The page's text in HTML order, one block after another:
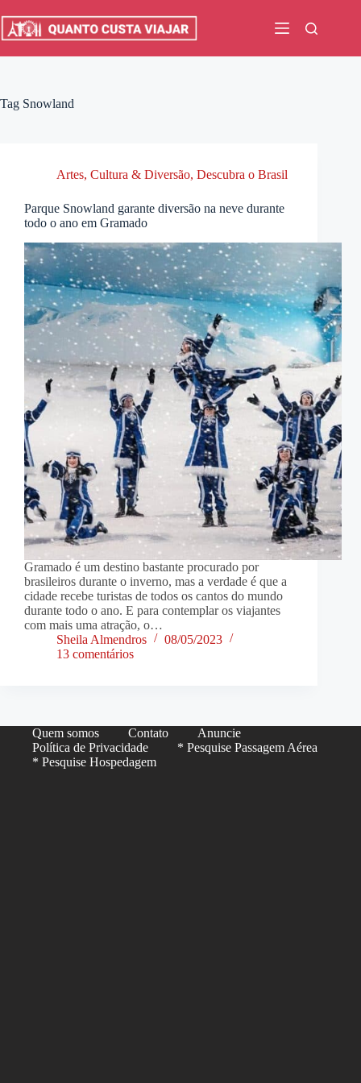
para
Tag Snowland
Artes, Cultura & Diversão, Descubra o Brasil
Parque Snowland garante diversão na neve durante
todo o ano em Gramado
Gramado é um destino bastante procurado por
brasileiros durante o inverno, mas a verdade é que a
cidade recebe turistas de todos os cantos do mundo
durante todo o ano. E para contemplar os viajantes
com mais uma atração, o…
Sheila Almendros
08/05/2023
13 comentários
Quem somos Contato
Anuncie
Política de Privacidade
* Pesquise Passagem Aérea
* Pesquise Hospedagem